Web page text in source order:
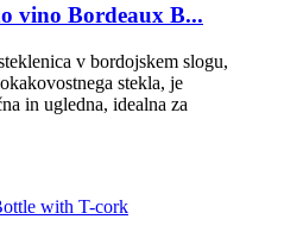
vino Bordeaux B...
v bordojskem slogu,
stekla, je
in ugledna, idealna za